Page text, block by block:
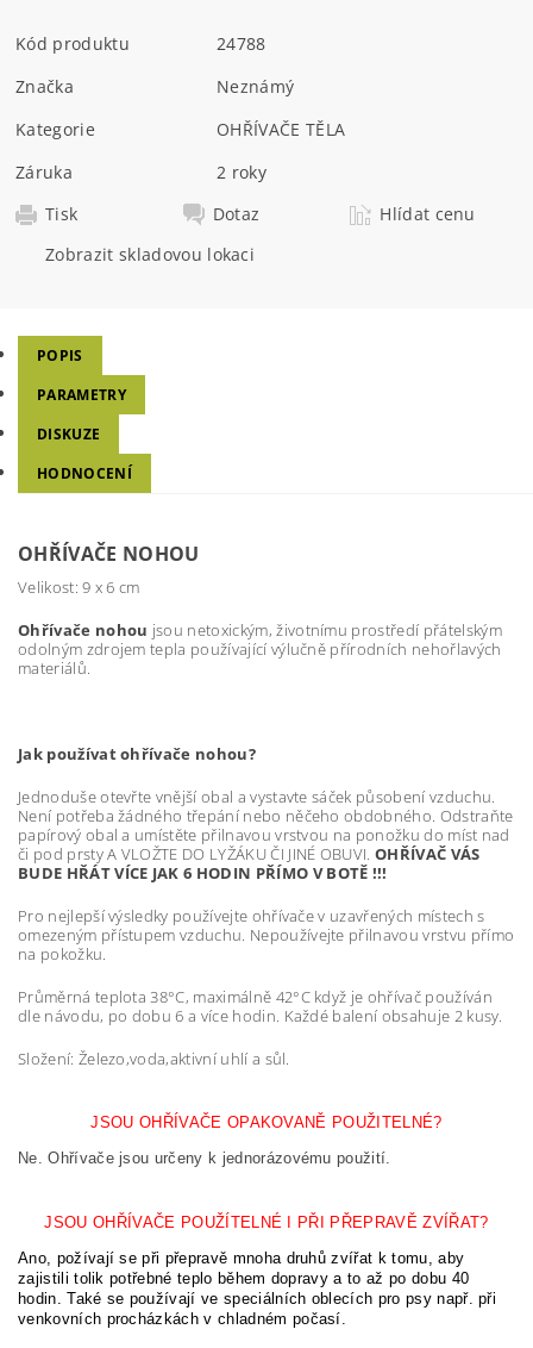
Kód produktu
24788
Značka
Neznámý
Kategorie
OHŘÍVAČE TĚLA
Záruka
2 roky
Tisk
Dotaz
Hlídat cenu
Zobrazit skladovou lokaci
POPIS
PARAMETRY
DISKUZE
HODNOCENÍ
OHŘÍVAČE NOHOU
Velikost: 9 x 6 cm
Ohřívače nohou jsou netoxickým, životnímu prostředí přátelským
odolným zdrojem tepla používající výlučně přírodních nehořlavých
materiálů.
Jak používat ohřívače nohou?
Jednoduše otevřte vnější obal a vystavte sáček působení vzduchu.
Není potřeba žádného třepání nebo něčeho obdobného. Odstraňte
papírový obal a umístěte přilnavou vrstvou na ponožku do míst nad
či pod prsty A VLOŽTE DO LYŽÁKU ČI JINÉ OBUVI.OHŘÍVAČ VÁS
BUDE HŘÁT VÍCE JAK 6 HODIN PŘÍMO V BOTĚ !!!
Pro nejlepší výsledky používejte ohřívače v uzavřených místech s
omezeným přístupem vzduchu. Nepoužívejte přilnavou vrstvu přímo
na pokožku.
Průměrná teplota 38°C, maximálně 42°C když je ohřívač používán
dle návodu, po dobu 6 a více hodin. Každé balení obsahuje 2 kusy.
Složení: Železo,voda,aktivní uhlí a sůl.
JSOU OHŘÍVAČE OPAKOVANĚ POUŽITELNÉ?
Ne. Ohřívače jsou určeny k jednorázovému použití.
JSOU OHŘÍVAČE POUŽÍTELNÉ I PŘI PŘEPRAVĚ ZVÍŘAT?
Ano, požívají se při přepravě mnoha druhů zvířat k tomu, aby
zajistili tolik potřebné teplo během dopravy a to až po dobu 40
hodin. Také se používají ve speciálních oblecích pro psy např. při
venkovních procházkách v chladném počasí.